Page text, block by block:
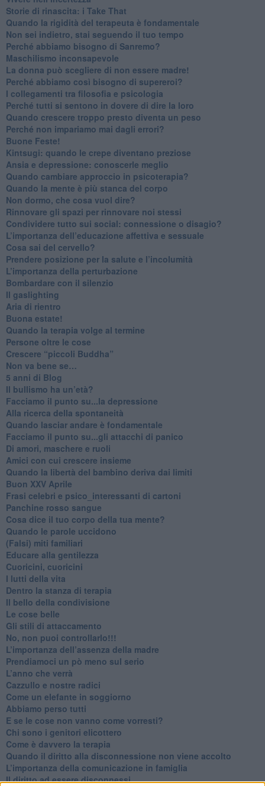
​Storie di rinascita: i Take That
​Quando la rigidità del terapeuta è fondamentale
​Non sei indietro, stai seguendo il tuo tempo
​Perché abbiamo bisogno di Sanremo?
​Maschilismo inconsapevole
​La donna può scegliere di non essere madre!
​Perché abbiamo così bisogno di supereroi?
​I collegamenti tra filosofia e psicologia
​Perché tutti si sentono in dovere di dire la loro
​Quando crescere troppo presto diventa un peso
​Perché non impariamo mai dagli errori?
​Buone Feste!
​Kintsugi: quando le crepe diventano preziose
Ansia e depressione: conoscerle meglio
Quando cambiare approccio in psicoterapia?
​Quando la mente è più stanca del corpo
Non dormo, che cosa vuol dire?
​Rinnovare gli spazi per rinnovare noi stessi
​Condividere tutto sui social: connessione o disagio?
​L’importanza dell’educazione affettiva e sessuale
​Cosa sai del cervello?
Prendere posizione per la salute e l’incolumità
L’importanza della perturbazione
​Bombardare con il silenzio
Il gaslighting
Aria di rientro
Buona estate!
​Quando la terapia volge al termine
​Persone oltre le cose
​Crescere “piccoli Buddha”
Non va bene se…
​5 anni di Blog
​Il bullismo ha un’età?
Facciamo il punto su...la depressione
​Alla ricerca della spontaneità
​Quando lasciar andare è fondamentale
Facciamo il punto su...gli attacchi di panico
Di amori, maschere e ruoli
​Amici con cui crescere insieme
​Quando la libertà del bambino deriva dai limiti
Buon XXV Aprile
​Frasi celebri e psico_interessanti di cartoni
​Panchine rosso sangue
​Cosa dice il tuo corpo della tua mente?
​Quando le parole uccidono
​(Falsi) miti familiari
​Educare alla gentilezza
​Cuoricini, cuoricini
I lutti della vita
​Dentro la stanza di terapia
​Il bello della condivisione
Le cose belle
​Gli stili di attaccamento
No, non puoi controllarlo!!!
​L’importanza dell’assenza della madre
​Prendiamoci un pò meno sul serio
​L’anno che verrà
​Cazzullo e nostre radici
​Come un elefante in soggiorno
​Abbiamo perso tutti
E se le cose non vanno come vorresti?
​Chi sono i genitori elicottero
Come è davvero la terapia
Quando il diritto alla disconnessione non viene accolto
​L’importanza della comunicazione in famiglia
​Il diritto ad essere disconnessi